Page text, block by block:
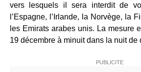
vers lesquels il sera interdit de
l’Espagne, l’Irlande, la Norvège, la
les Emirats arabes unis. La mesure
19 décembre à minuit dans la nuit de